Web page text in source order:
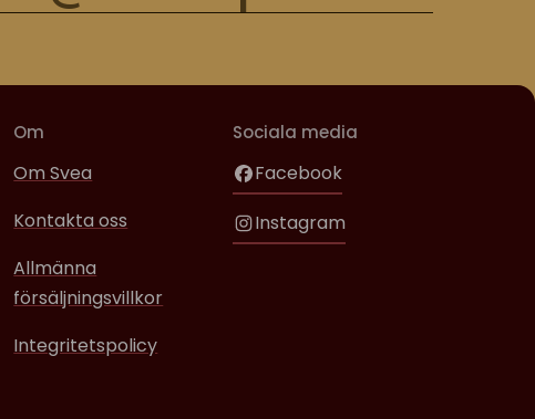
Om
Om Svea
Kontakta oss
Allmänna
försäljningsvillkor
Integritetspolicy
Sociala media
Facebook
Instagram